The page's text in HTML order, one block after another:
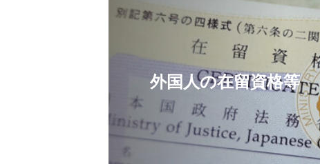
外国人の在留資格等